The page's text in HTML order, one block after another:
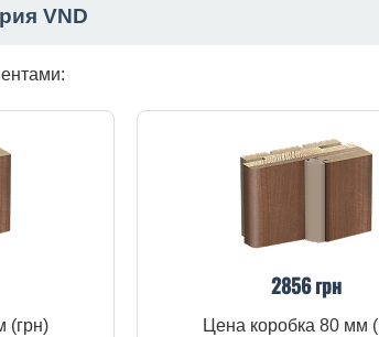
VND
(грн)
2856 грн
Цена коробка 80 мм